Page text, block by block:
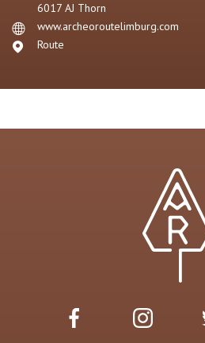
6017 AJ Thorn
www.archeoroutelimburg.com
Route